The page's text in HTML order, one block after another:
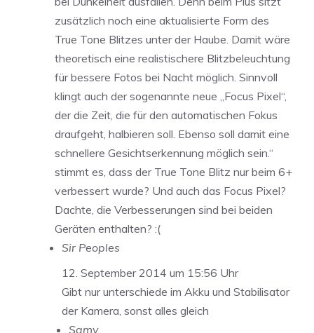
zusätzlich noch eine aktualisierte Form des
True Tone Blitzes unter der Haube. Damit wäre
theoretisch eine realistischere Blitzbeleuchtung
für bessere Fotos bei Nacht möglich. Sinnvoll
klingt auch der sogenannte neue „Focus Pixel“,
der die Zeit, die für den automatischen Fokus
draufgeht, halbieren soll. Ebenso soll damit eine
schnellere Gesichtserkennung möglich sein.“
stimmt es, dass der True Tone Blitz nur beim 6+
verbessert wurde? Und auch das Focus Pixel?
Dachte, die Verbesserungen sind bei beiden
Geräten enthalten? :(
Sir Peoples
12. September 2014 um 15:56 Uhr
Gibt nur unterschiede im Akku und Stabilisator
der Kamera, sonst alles gleich
Samy